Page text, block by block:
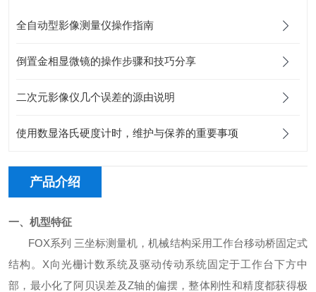
全自动型影像测量仪操作指南
倒置金相显微镜的操作步骤和技巧分享
二次元影像仪几个误差的源由说明
使用数显洛氏硬度计时，维护与保养的重要事项
产品介绍
一、机型特征
FOX系列 三坐标测量机 ，机械结构采用工作台移动桥固定式
结构。 X向光栅计数系统及驱动传动系统固定于工作台下方中
部，最小化了阿贝误差及Z轴的偏摆，整体刚性和精度都获得极